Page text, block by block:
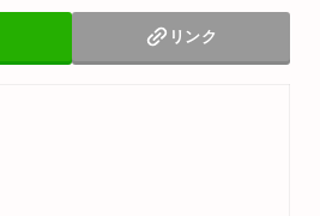
リンク